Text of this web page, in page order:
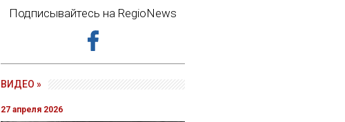
Подписывайтесь на RegioNews
ВИДЕО »
27 апреля 2026